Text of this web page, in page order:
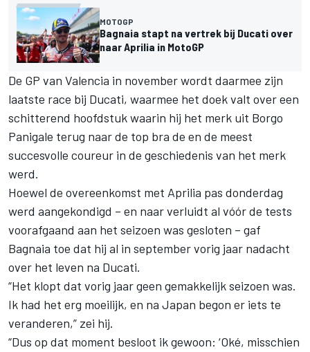
MOTOGP
Bagnaia stapt na vertrek bij Ducati over
naar Aprilia in MotoGP
De GP van Valencia in november wordt daarmee zijn
laatste race bij Ducati, waarmee het doek valt over een
schitterend hoofdstuk waarin hij het merk uit Borgo
Panigale terug naar de top bra de en de meest
succesvolle coureur in de geschiedenis van het merk
werd.
Hoewel de overeenkomst met Aprilia pas donderdag
werd aangekondigd – en naar verluidt al vóór de tests
voorafgaand aan het seizoen was gesloten – gaf
Bagnaia toe dat hij al in september vorig jaar nadacht
over het leven na Ducati.
“Het klopt dat vorig jaar geen gemakkelijk seizoen was.
Ik had het erg moeilijk, en na Japan begon er iets te
veranderen,” zei hij.
“Dus op dat moment besloot ik gewoon: ‘Oké, misschien